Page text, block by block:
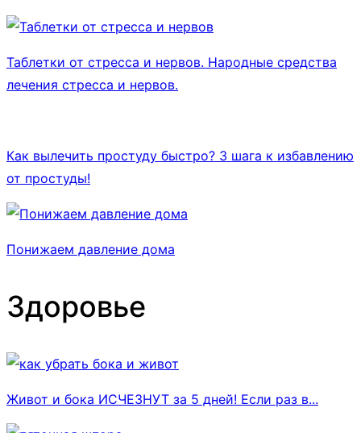
Таблетки от стресса и нервов. Народные средства
лечения стресса и нервов.
Как вылечить простуду быстро? 3 шага к избавлению
от простуды!
Понижаем давление дома
Здоровье
Живот и бока ИСЧЕЗНУТ за 5 дней! Если раз в...